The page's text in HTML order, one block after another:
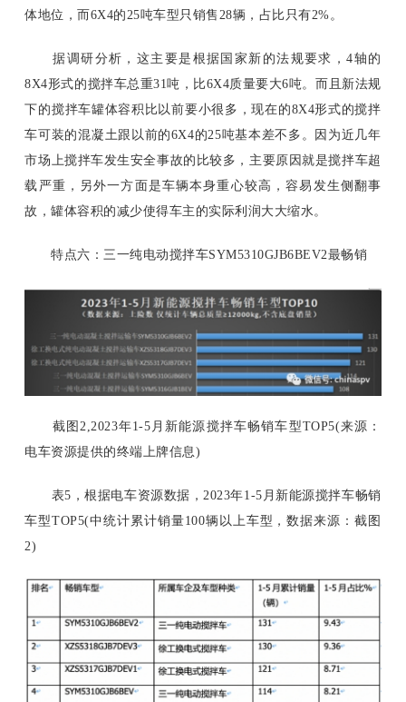
体地位，而6X4的25吨车型只销售28辆，占比只有2%。
据调研分析，这主要是根据国家新的法规要求，4轴的
8X4形式的搅拌车总重31吨，比6X4质量要大6吨。而且新法规
下的搅拌车罐体容积比以前要小很多，现在的8X4形式的搅拌
车可装的混凝土跟以前的6X4的25吨基本差不多。因为近几年
市场上搅拌车发生安全事故的比较多，主要原因就是搅拌车超
载严重，另外一方面是车辆本身重心较高，容易发生侧翻事
故，罐体容积的减少使得车主的实际利润大大缩水。
特点六：三一纯电动搅拌车SYM5310GJB6BEV2最畅销
截图 2,2023年1-5月新能源搅拌车畅销车型TOP5(来源：
电车资源提供的终端上牌信息)
表5，根据电车资源数据，2023年1-5月新能源搅拌车畅销
车型TOP5(中统计累计销量100辆以上车型，数据来源：截图
2)